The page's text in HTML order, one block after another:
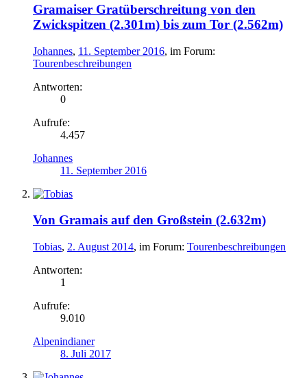
Gramaiser Gratüberschreitung von den
Zwickspitzen (2.301m) bis zum Tor (2.562m)
Johannes, 11. September 2016, im Forum:
Tourenbeschreibungen
Antworten:
0
Aufrufe:
4.457
Johannes
11. September 2016
Von Gramais auf den Großstein (2.632m)
Tobias, 2. August 2014, im Forum: Tourenbeschreibungen
Antworten:
1
Aufrufe:
9.010
Alpenindianer
8. Juli 2017